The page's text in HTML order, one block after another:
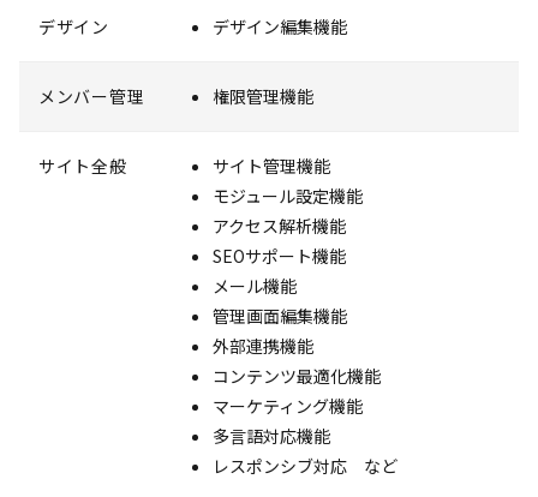
デザイン デザイン編集機能
メンバー管理 権限管理機能
サイト全般
サイト管理機能
モジュール設定機能
アクセス解析機能
SEOサポート機能
メール機能
管理画面編集機能
外部連携機能
コンテンツ最適化機能
マーケティング機能
多言語対応機能
レスポンシブ対応 など